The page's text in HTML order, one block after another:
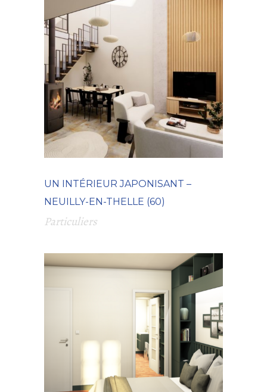
UN INTÉRIEUR JAPONISANT –
NEUILLY-EN-THELLE (60)
Particuliers